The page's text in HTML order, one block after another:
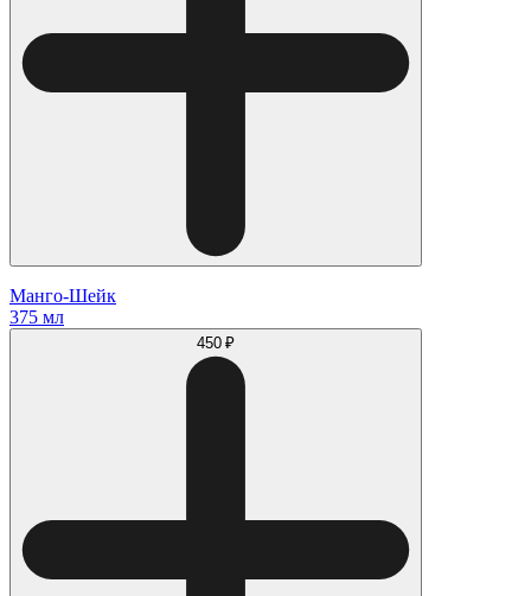
Манго-Шейк
375 мл
450 ₽